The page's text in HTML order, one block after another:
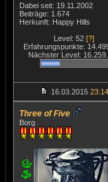
Dabei seit: 19.11.2002
Beiträge: 1.674
Herkunft: Happy Hills
Level: 52 [?]
Erfahrungspunkte:
Nächster Level:
16.03.2015 23:14
Three of Five
Borg